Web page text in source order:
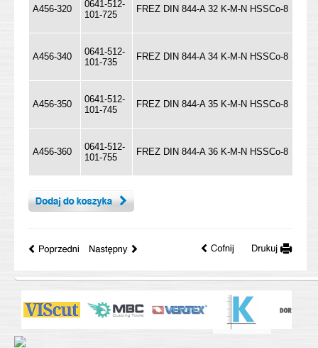
A456-320
0641-512-
101-725
FREZ DIN 844-A 32 K-M-N HSSCo-8
A456-340
0641-512-
101-735
FREZ DIN 844-A 34 K-M-N HSSCo-8
A456-350
0641-512-
101-745
FREZ DIN 844-A 35 K-M-N HSSCo-8
A456-360
0641-512-
101-755
FREZ DIN 844-A 36 K-M-N HSSCo-8